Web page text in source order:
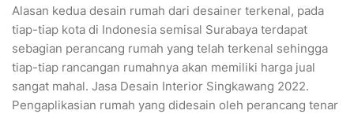
Alasan kedua desain rumah dari desainer terkenal, pada
tiap-tiap kota di Indonesia semisal Surabaya terdapat
sebagian perancang rumah yang telah terkenal sehingga
tiap-tiap rancangan rumahnya akan memiliki harga jual
sangat mahal. Jasa Desain Interior Singkawang 2022.
Pengaplikasian rumah yang didesain oleh perancang tenar